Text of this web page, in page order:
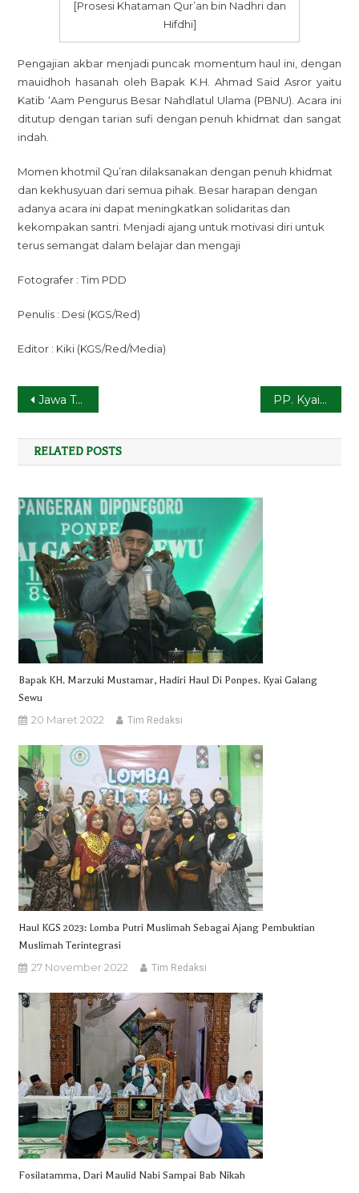
[Prosesi Khataman Qur’an bin Nadhri dan
Hifdhi]
Pengajian akbar menjadi puncak momentum haul ini, dengan
mauidhoh hasanah oleh Bapak K.H. Ahmad Said Asror yaitu
Katib ‘Aam Pengurus Besar Nahdlatul Ulama (PBNU). Acara ini
ditutup dengan tarian sufi dengan penuh khidmat dan sangat
indah.
Momen khotmil Qu’ran dilaksanakan dengan penuh khidmat
dan kekhusyuan dari semua pihak. Besar harapan dengan
adanya acara ini dapat meningkatkan solidaritas dan
kekompakan santri. Menjadi ajang untuk motivasi diri untuk
terus semangat dalam belajar dan mengaji
Fotografer : Tim PDD
Penulis : Desi (KGS/Red)
Editor : Kiki (KGS/Red/Media)
Navigasi
pos
Jawa Tengah, Jakarta, Jawa Barat, dan Banten Menjadi Rute Ziarah Wali Tahun 2024 PP. Kyai Galang Sewu Peringati Malam Satu Suro, Bapak K.H. Salaf Beri Pesan Begini
RELATED POSTS
Bapak KH. Marzuki Mustamar, Hadiri Haul Di Ponpes. Kyai Galang
Sewu
20 Maret 2022 Tim Redaksi
Haul KGS 2023: Lomba Putri Muslimah Sebagai Ajang Pembuktian
Muslimah Terintegrasi
27 November 2022 Tim Redaksi
Fosilatamma, Dari Maulid Nabi Sampai Bab Nikah